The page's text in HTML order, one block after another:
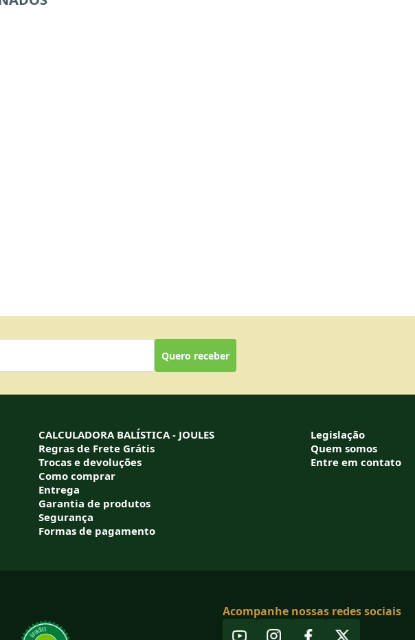
Quero receber
CALCULADORA BALÍSTICA - JOULES
Regras de Frete Grátis
Trocas e devoluções
Como comprar
Entrega
Garantia de produtos
Segurança
Formas de pagamento
Legislação
Quem somos
Entre em contato
Acompanhe nossas redes sociais